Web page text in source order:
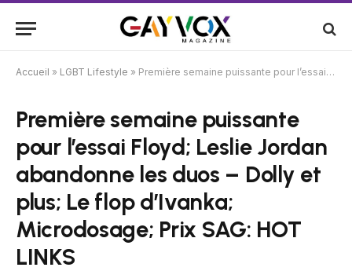
Accueil » LGBT Lifestyle » Première semaine puissante pour l’essai Floyd; Leslie Jordan abandonne les duos – Dolly et plus; Le flop d’Ivanka; Microdosage; Prix ​​SAG: HOT LINKS
Première semaine puissante
pour l’essai Floyd; Leslie Jordan
abandonne les duos – Dolly et
plus; Le flop d’Ivanka;
Microdosage; Prix ​​SAG: HOT
LINKS